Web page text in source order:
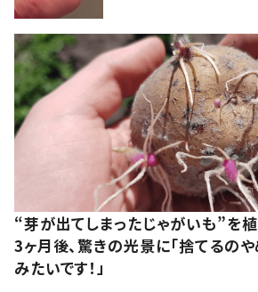
“芽が出てしまったじゃがいも”を
3ヶ月後、驚きの光景に「捨てるのや
みたいです！」